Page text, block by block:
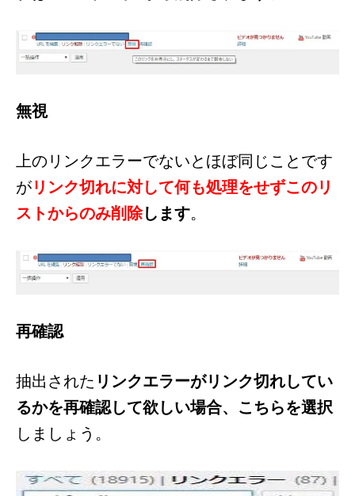
無視
上のリンクエラーでないとほぼ同じことです
がリンク切れに対して何も処理をせずこのリ
ストからのみ削除します。
再確認
抽出された リンクエラーがリンク切れしてい
るかを再確認して欲しい場合、こちらを選択
しましょう。